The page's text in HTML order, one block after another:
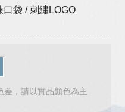
袋 / 刺繡LOGO
差，請以實品顏色為主